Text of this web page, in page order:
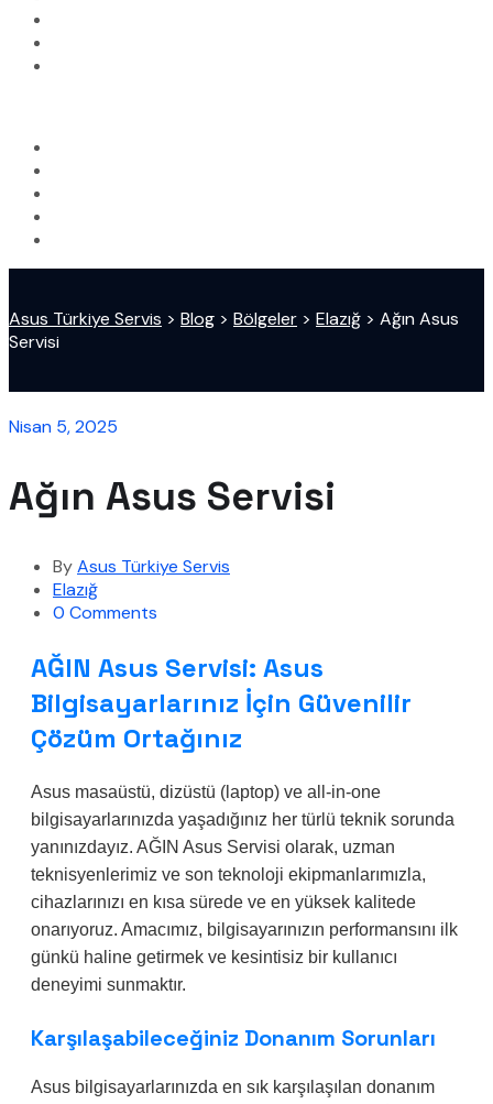
Asus Türkiye Servis > Blog > Bölgeler > Elazığ > Ağın Asus
Servisi
Nisan 5, 2025
Ağın Asus Servisi
ByAsus Türkiye Servis
Elazığ
0 Comments
AĞIN Asus Servisi: Asus
Bilgisayarlarınız İçin Güvenilir
Çözüm Ortağınız
Asus masaüstü, dizüstü (laptop) ve all-in-one
bilgisayarlarınızda yaşadığınız her türlü teknik sorunda
yanınızdayız. AĞIN Asus Servisi olarak, uzman
teknisyenlerimiz ve son teknoloji ekipmanlarımızla,
cihazlarınızı en kısa sürede ve en yüksek kalitede
onarıyoruz. Amacımız, bilgisayarınızın performansını ilk
günkü haline getirmek ve kesintisiz bir kullanıcı
deneyimi sunmaktır.
Karşılaşabileceğiniz Donanım Sorunları
Asus bilgisayarlarınızda en sık karşılaşılan donanım